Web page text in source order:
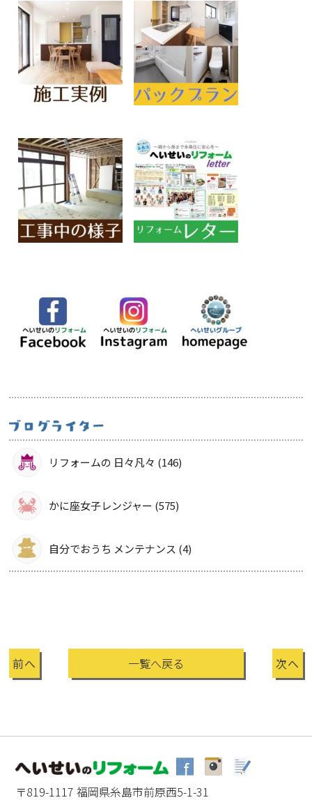
リフォームの 日々凡々 (146)
かに座女子レンジャー (575)
自分でおうち メンテナンス (4)
前へ 一覧へ戻る 次へ
〒819-1117 福岡県糸島市前原西5-1-31